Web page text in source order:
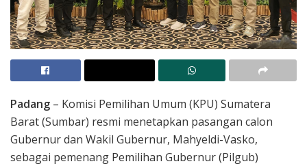
Padang – Komisi Pemilihan Umum (KPU) Sumatera
Barat (Sumbar) resmi menetapkan pasangan calon
Gubernur dan Wakil Gubernur, Mahyeldi-Vasko,
sebagai pemenang Pemilihan Gubernur (Pilgub)